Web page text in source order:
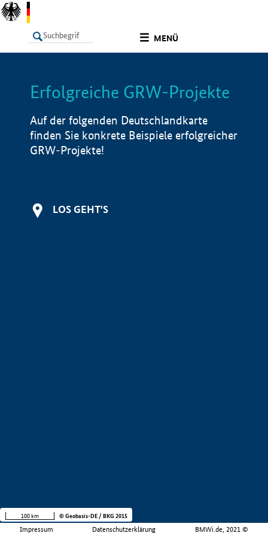
MENÜ
LISTE Info
Erfolgreiche GRW-Projekte
Auf der folgenden Deutschlandkarte
finden Sie konkrete Beispiele erfolgreicher
GRW-Projekte!
LOS GEHT'S
Impressum Datenschutzerklärung BMWi.de, 2021 ©
100 km © Geobasis-DE / BKG 2015